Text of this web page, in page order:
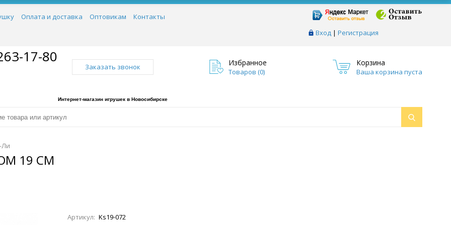
Вход | Регистрация
Оплата и доставка Оптовикам Контакты
17-80
Заказать звонок Избранное
Товаров (0)
Корзина
Ваша корзина пуста
Интернет-магазин игрушек в Новосибирске
Ли
19 СМ
Артикул: Ks19-072